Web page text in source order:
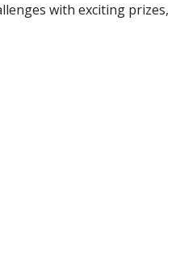
with exciting prizes,